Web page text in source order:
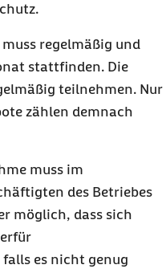
muss regelmäßig und
stattfinden. Die
teilnehmen. Nur
zählen demnach
muss im
des Betriebes
möglich, dass sich
falls es nicht genug